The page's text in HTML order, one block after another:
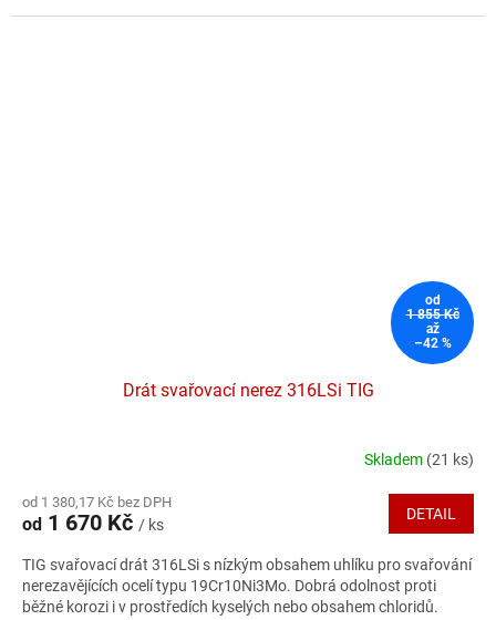
od
1 855 Kč
až
–42 %
Drát svařovací nerez 316LSi TIG
produktu
je
z
5
hvězdiček.
Skladem (21 ks)
od 1 380,17 Kč bez DPH
od 1 670 Kč / ks
DETAIL
TIG svařovací drát 316LSi s nízkým obsahem uhlíku pro svařování
nerezavějících ocelí typu 19Cr10Ni3Mo. Dobrá odolnost proti
běžné korozi i v prostředích kyselých nebo obsahem chloridů.